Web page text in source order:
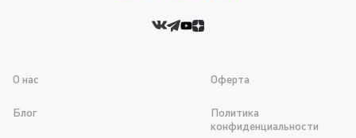
О нас
Блог
Оферта
Политика
конфиденциальности